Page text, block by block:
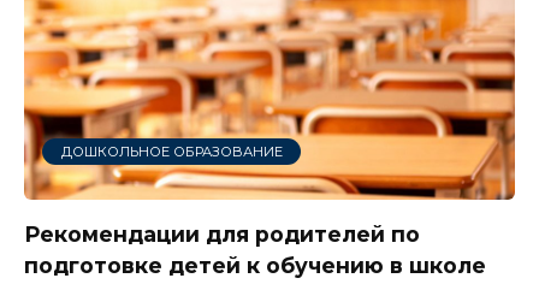
ДОШКОЛЬНОЕ ОБРАЗОВАНИЕ
Рекомендации для родителей по
подготовке детей к обучению в школе